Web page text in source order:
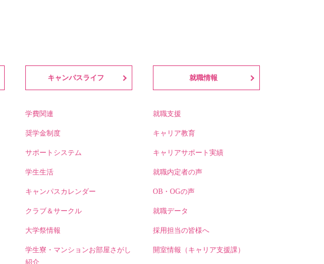
キャンパスライフ
学費関連
奨学金制度
サポートシステム
学生生活
キャンパスカレンダー
クラブ＆サークル
大学祭情報
学生寮・マンションお部屋さがし
紹介
就職情報
就職支援
キャリア教育
キャリアサポート実績
就職内定者の声
OB・OGの声
就職データ
採用担当の皆様へ
開室情報（キャリア支援課）